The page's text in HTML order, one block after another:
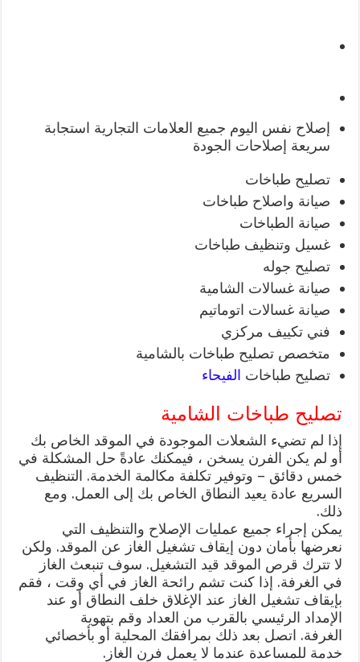
إصلاح نفس اليوم جميع العلامات التجارية استجابة
سريعة إصلاحات الجودة
تصليح طباخات
صيانة واصلاح طباخات
صيانة الطباخات
غسيل وتنظيف طباخات
تصليح جوله
صيانة غسالات الشامية
صيانة غسالات اتوماتيم
فني تكييف مركزي
متخصص تصليح طباخات بالشامية
تصليح طباخات الفيحاء
تصليح طباخات الشامية
إذا لم تضيء الشعلات الموجودة في الموقد الخاص بك
أو لم يكن الفرن يسخن ، فيمكنك عادةً حل المشكلة في
خمس دقائق – وتوفير تكلفة مكالمة الخدمة. التنظيف
السريع عادة يعيد النطاق الخاص بك إلى العمل. ومع
ذلك.
يمكن إجراء جميع عمليات الإصلاح والتنظيف التي
نعرضها بأمان دون إيقاف تشغيل الغاز عن الموقد. ولكن
لا تترك قرص الموقد قيد التشغيل. سوف تنبعث الغاز
في الغرفة. إذا كنت تشم رائحة الغاز في أي وقت ، فقم
بإيقاف تشغيل الغاز عند الإغلاق خلف النطاق أو عند
الإمداد الرئيسي بالقرب من العداد وقم بتهوية
الغرفة. اتصل بعد ذلك بمرافقك المحلية أو بأخصائي
خدمة للمساعدة عندما لا يعمل فرن الغاز.